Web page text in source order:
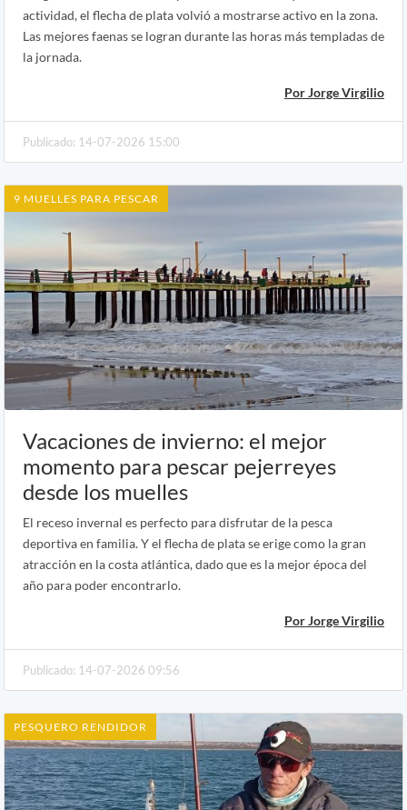
actividad, el flecha de plata volvió a mostrarse activo en la zona.
Las mejores faenas se logran durante las horas más templadas de
la jornada.
Por Jorge Virgilio
Publicado: 14-07-2026 15:00
9 MUELLES PARA PESCAR
Vacaciones de invierno: el mejor
momento para pescar pejerreyes
desde los muelles
El receso invernal es perfecto para disfrutar de la pesca
deportiva en familia. Y el flecha de plata se erige como la gran
atracción en la costa atlántica, dado que es la mejor época del
año para poder encontrarlo.
Por Jorge Virgilio
Publicado: 14-07-2026 09:56
PESQUERO RENDIDOR